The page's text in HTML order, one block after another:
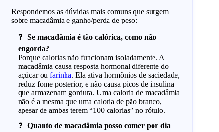
Respondemos as dúvidas mais comuns que surgem
sobre macadâmia e ganho/perda de peso:
Se macadâmia é tão calórica, como não
engorda?
Porque calorias não funcionam isoladamente. A
macadâmia causa resposta hormonal diferente do
açúcar oufarinha. Ela ativa hormônios de saciedade,
reduz fome posterior, e não causa picos de insulina
que armazenam gordura. Uma caloria de macadâmia
não é a mesma que uma caloria de pão branco,
apesar de ambas terem “100 calorias” no rótulo.
Quanto de macadâmia posso comer por dia